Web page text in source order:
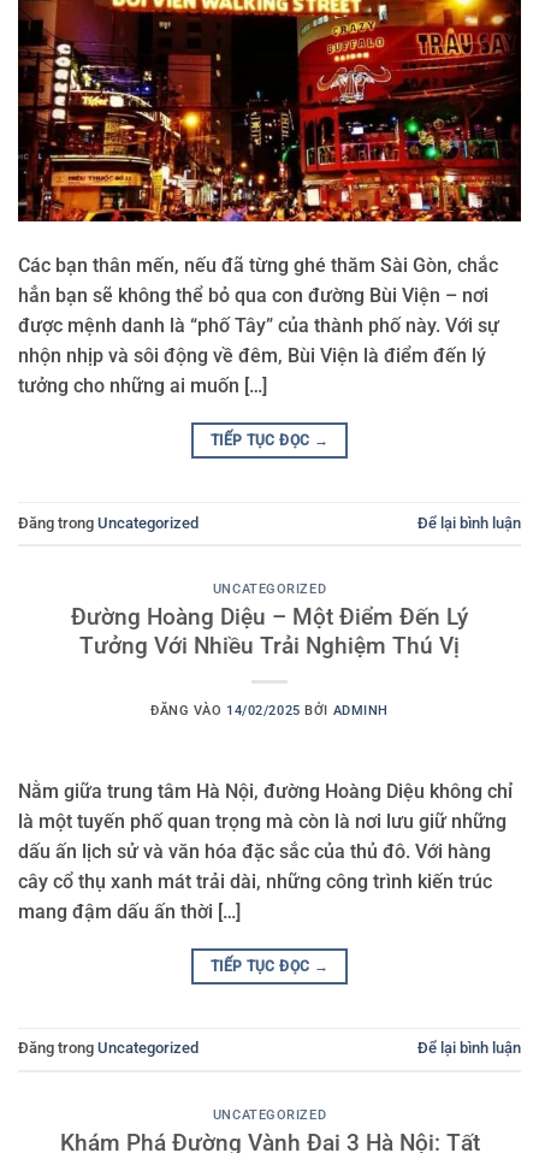
Các bạn thân mến, nếu đã từng ghé thăm Sài Gòn, chắc
hẳn bạn sẽ không thể bỏ qua con đường Bùi Viện – nơi
được mệnh danh là “phố Tây” của thành phố này. Với sự
nhộn nhịp và sôi động về đêm, Bùi Viện là điểm đến lý
tưởng cho những ai muốn […]
TIẾP TỤC ĐỌC →
Đăng trong Uncategorized Để lại bình luận
UNCATEGORIZED
Đường Hoàng Diệu – Một Điểm Đến Lý
Tưởng Với Nhiều Trải Nghiệm Thú Vị
ĐĂNG VÀO 14/02/2025 BỞI ADMINH
Nằm giữa trung tâm Hà Nội, đường Hoàng Diệu không chỉ
là một tuyến phố quan trọng mà còn là nơi lưu giữ những
dấu ấn lịch sử và văn hóa đặc sắc của thủ đô. Với hàng
cây cổ thụ xanh mát trải dài, những công trình kiến trúc
mang đậm dấu ấn thời […]
TIẾP TỤC ĐỌC →
Đăng trong Uncategorized Để lại bình luận
UNCATEGORIZED
Khám Phá Đường Vành Đai 3 Hà Nội: Tất